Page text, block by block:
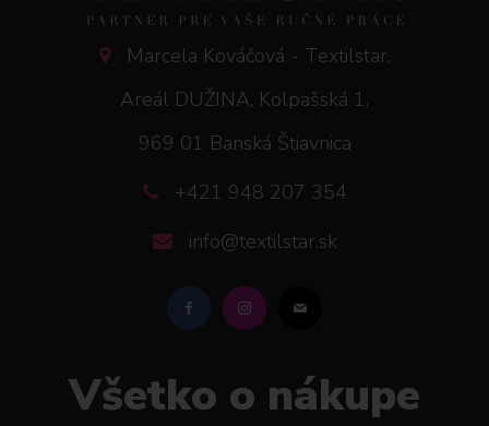
Marcela Kováčová - Textilstar,
Areál DUŽINA, Kolpašská 1,
969 01 Banská Štiavnica
+421 948 207 354
info@textilstar.sk
Všetko o nákupe